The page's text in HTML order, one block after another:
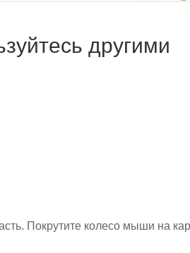
другими
Покрутите колесо мыши на